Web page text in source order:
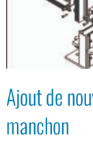
Ajout de
manchon